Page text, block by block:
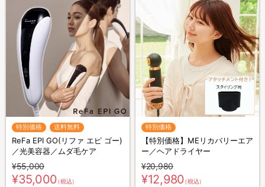
特別価格 送料無料
ReFa EPI GO(リファ エピ ゴー)
／光美容器／ムダ毛ケア
¥55,000
¥35,000（税込）
特別価格
【特別価格】MEリカバリーエア
ー／ヘアドライヤー
¥20,980
¥12,980（税込）